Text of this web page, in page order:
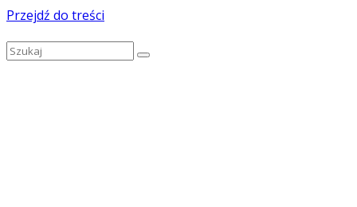
Przejdź do treści